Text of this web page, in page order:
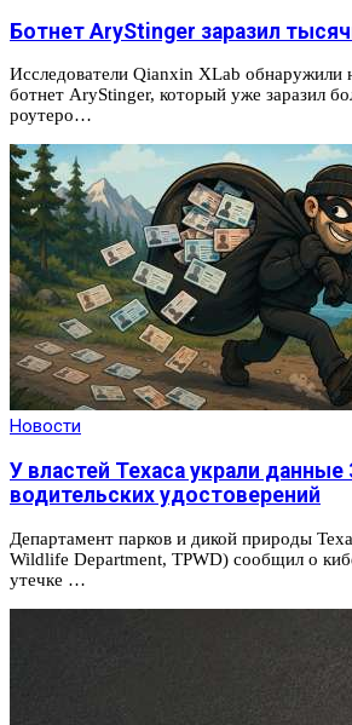
Ботнет AryStinger заразил
Исследователи Qianxin XLab обнаружили
ботнет AryStinger, который уже заразил
роутеро…
Новости
У властей Техаса украли данные
водительских удостоверений
Департамент парков и дикой природы
Wildlife Department, TPWD) сообщил о
утечке …